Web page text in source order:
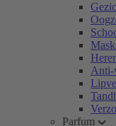
Anti-
Parfum